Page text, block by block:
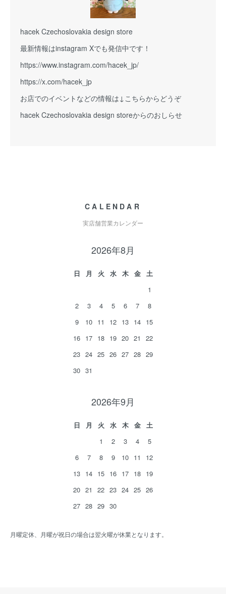
hacek Czechoslovakia design store
最新情報はinstagram Xでも発信中です！
https://www.instagram.com/hacek_jp/
https://x.com/hacek_jp
お店でのイベントなどの情報は↓こちらからどうぞ
hacek Czechoslovakia design storeからのおしらせ
CALENDAR
実店舗営業カレンダー
2026年8月
日 月 火 水 木 金
土
1
2
3 4 5 6 7
8
9
10 11 12 13 14 15
16 17 18 19 20 21
22
23 24 25 26 27 28 29
30 31
2026年9月
日 月 火 水 木 金
土
1
2 3 4
5
6
7 8 9 10 11
12
13 14 15 16 17 18 19
20 21 22 23 24 25 26
27 28 29 30
月曜定休、月曜が祝日の場合は翌火曜が休業となります。